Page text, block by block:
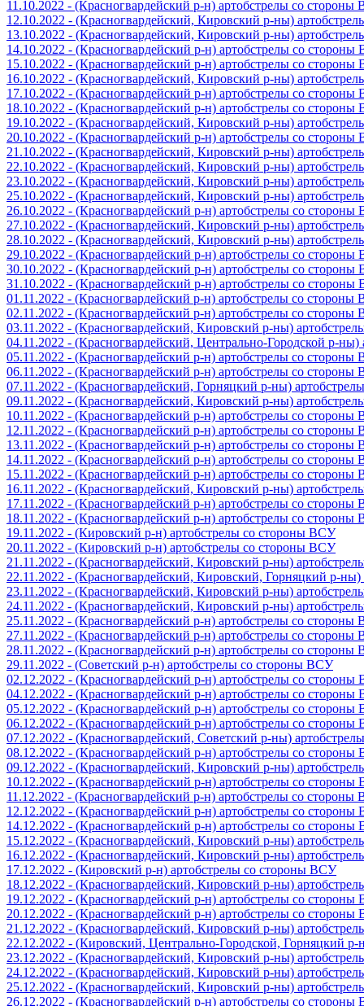
11.10.2022 - (Красногвардейский р-н) артобстрелы со стороны
12.10.2022 - (Красногвардейский, Кировский р-ны)
13.10.2022 - (Красногвардейский, Кировский р-ны)
14.10.2022 - (Красногвардейский р-н) артобстрелы со
15.10.2022 - (Красногвардейский р-н) артобстрелы со
16.10.2022 - (Красногвардейский, Кировский р-ны)
17.10.2022 - (Красногвардейский р-н) артобстрелы со
18.10.2022 - (Красногвардейский р-н) артобстрелы со
19.10.2022 - (Красногвардейский, Кировский р-ны)
20.10.2022 - (Красногвардейский р-н) артобстрелы со
21.10.2022 - (Красногвардейский, Кировский р-ны)
22.10.2022 - (Красногвардейский, Кировский р-ны)
23.10.2022 - (Красногвардейский, Кировский р-ны)
25.10.2022 - (Красногвардейский, Кировский р-ны)
26.10.2022 - (Красногвардейский р-н) артобстрелы со
27.10.2022 - (Красногвардейский, Кировский р-ны)
28.10.2022 - (Красногвардейский, Кировский р-ны)
29.10.2022 - (Красногвардейский р-н) артобстрелы со
30.10.2022 - (Красногвардейский р-н) артобстрелы со
31.10.2022 - (Красногвардейский р-н) артобстрелы со
01.11.2022 - (Красногвардейский р-н) артобстрелы со стороны
02.11.2022 - (Красногвардейский р-н) артобстрелы со стороны
03.11.2022 - (Красногвардейский, Кировский р-ны)
04.11.2022 - (Красногвардейский, Центрально-Городской р-
05.11.2022 - (Красногвардейский р-н) артобстрелы со стороны
06.11.2022 - (Красногвардейский р-н) артобстрелы со стороны
07.11.2022 - (Красногвардейский, Горняцкий р-ны)
09.11.2022 - (Красногвардейский, Кировский р-ны)
10.11.2022 - (Красногвардейский р-н) артобстрелы со стороны
12.11.2022 - (Красногвардейский р-н) артобстрелы со стороны
13.11.2022 - (Красногвардейский р-н) артобстрелы со стороны
14.11.2022 - (Красногвардейский р-н) артобстрелы со стороны
15.11.2022 - (Красногвардейский р-н) артобстрелы со стороны
16.11.2022 - (Красногвардейский, Кировский р-ны)
17.11.2022 - (Красногвардейский р-н) артобстрелы со стороны
18.11.2022 - (Красногвардейский р-н) артобстрелы со стороны
19.11.2022 - (Кировский р-н) артобстрелы со стороны ВСУ
20.11.2022 - (Кировский р-н) артобстрелы со стороны ВСУ
21.11.2022 - (Красногвардейский, Кировский р-ны)
22.11.2022 - (Красногвардейский, Кировский, Горняцкий р-
23.11.2022 - (Красногвардейский, Кировский р-ны)
24.11.2022 - (Красногвардейский, Кировский р-ны)
25.11.2022 - (Красногвардейский р-н) артобстрелы со стороны
27.11.2022 - (Красногвардейский р-н) артобстрелы со стороны
28.11.2022 - (Красногвардейский р-н) артобстрелы со стороны
29.11.2022 - (Советский р-н) артобстрелы со стороны ВСУ
02.12.2022 - (Красногвардейский р-н) артобстрелы со
04.12.2022 - (Красногвардейский р-н) артобстрелы со
05.12.2022 - (Красногвардейский р-н) артобстрелы со
06.12.2022 - (Красногвардейский р-н) артобстрелы со
07.12.2022 - (Красногвардейский, Советский р-ны)
08.12.2022 - (Красногвардейский р-н) артобстрелы со
09.12.2022 - (Красногвардейский, Кировский р-ны)
10.12.2022 - (Красногвардейский р-н) артобстрелы со
11.12.2022 - (Красногвардейский р-н) артобстрелы со стороны
12.12.2022 - (Красногвардейский р-н) артобстрелы со
14.12.2022 - (Красногвардейский р-н) артобстрелы со
15.12.2022 - (Красногвардейский, Кировский р-ны)
16.12.2022 - (Красногвардейский, Кировский р-ны)
17.12.2022 - (Кировский р-н) артобстрелы со стороны ВСУ
18.12.2022 - (Красногвардейский, Кировский р-ны)
19.12.2022 - (Красногвардейский р-н) артобстрелы со
20.12.2022 - (Красногвардейский р-н) артобстрелы со
21.12.2022 - (Красногвардейский, Кировский р-ны)
22.12.2022 - (Кировский, Центрально-Городской, Горняцкий
23.12.2022 - (Красногвардейский, Кировский р-ны)
24.12.2022 - (Красногвардейский, Кировский р-ны)
25.12.2022 - (Красногвардейский, Кировский р-ны)
26.12.2022 - (Красногвардейский р-н) артобстрелы со